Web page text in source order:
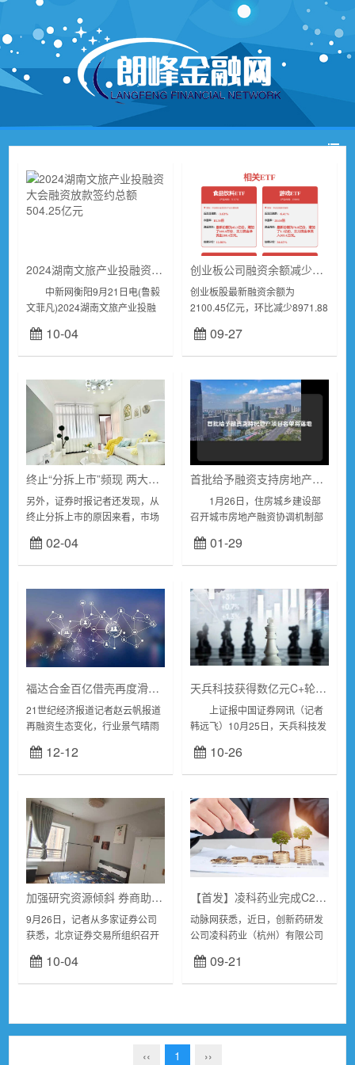
2024湖南文旅产业投融资大会融资放款签约总额504.25亿元
中新网衡阳9月21日电(鲁毅
文菲凡)2024湖南文旅产业投融
融机构为湖南重点文旅产业项目
融资放款504.25亿元。...
10-04
创业板公司融资余额减少8971.88万元 26股遭减仓超5%
创业板股最新融资余额为
2100.45亿元，环比减少8971.88
超5%，融资余额环比降幅超5%
的有26只。证券时报・数据宝统
09-27
终止“分拆上市”频现 两大因素成降温主因
另外，证券时报记者还发现，从
终止分拆上市的原因来看，市场
件，是上市公司宣布终止分拆上
市的主要因素。终止“A拆A”接二
02-04
首批给予融资支持房地产项目名单将落地
1月26日，住房城乡建设部
召开城市房地产融资协调机制部
予融资支持的房地产项目名单。
本月底前，第一批项目名单落地
01-29
福达合金百亿借壳再度滑铁卢：因独立性缺失被否，IPO三年即壳化
21世纪经济报道记者赵云帆报道
再融资生态变化，行业景气晴雨
近日，一项筹划两年，一度审核
被否却重新谋划的借壳上市计
12-12
天兵科技获得数亿元C+轮融资
上证报中国证券网讯（记者
韩远飞）10月25日，天兵科技发
资，本轮融资由中信建投投资领
投，央视基金、德岳投资、鸿富
10-26
加强研究资源倾斜 券商助力北交所高质量发展
9月26日，记者从多家证券公司
获悉，北京证券交易所组织召开
北交所相关负责人介绍了“北交所
深改19条”的积极意义和重要影
10-04
【首发】凌科药业完成C2轮融资，C轮整体融资额3.22亿元
动脉网获悉，近日，创新药研发
公司凌科药业（杭州）有限公司
宣布完成C2轮融资。本轮融资由
盛世投资管理的绍兴滨海新区生
09-21
‹‹ 1 ››